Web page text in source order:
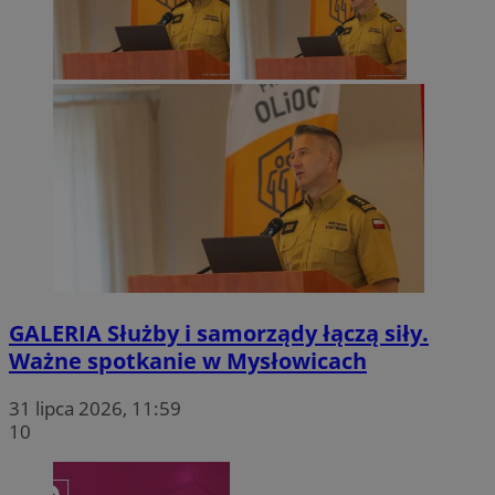
GALERIA Służby i samorządy łączą siły.
Ważne spotkanie w Mysłowicach
31 lipca 2026, 11:59
10
QeSessID m-ce.pl
m-ce.pl
.rfihub.com